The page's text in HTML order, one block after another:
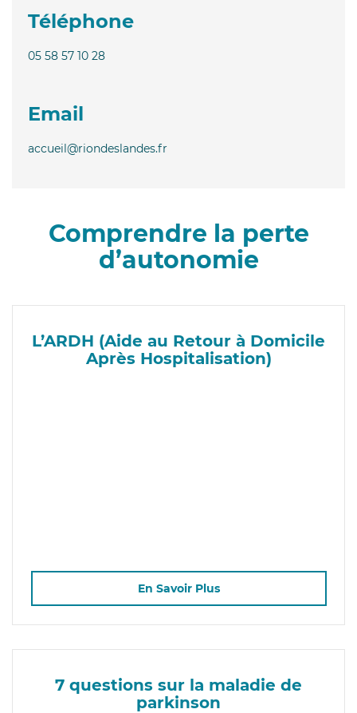
Téléphone
05 58 57 10 28
Email
accueil@riondeslandes.fr
Comprendre la perte
d’autonomie
L’ARDH (Aide au Retour à Domicile
Après Hospitalisation)
En Savoir Plus
7 questions sur la maladie de
parkinson